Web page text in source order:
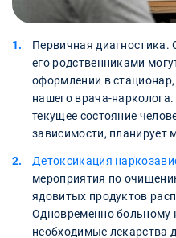
Первичная диагностика.
его родственниками
оформлении в
нашего врача-
текущее состояние
зависимости, планирует
Детоксикация
мероприятия по
ядовитых продуктов
Одновременно больному
необходимые лекарства